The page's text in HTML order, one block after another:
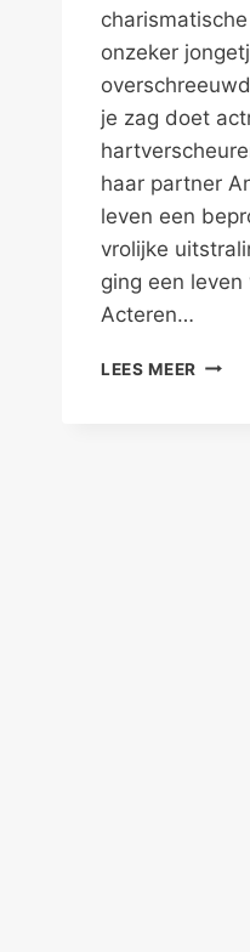
onzeker
je zag doet
haar partner
leven een
vrolijke
ging een
Acteren…
LEES MEER